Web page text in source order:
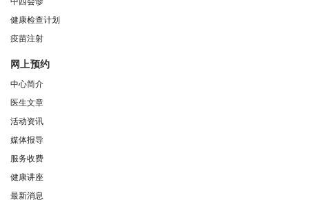
健康检查计划
疫苗注射
网上预约
中心简介
医生文章
活动资讯
媒体报导
服务收费
健康讲座
最新消息